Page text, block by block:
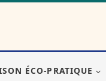
ÉCO-PRATIQUE